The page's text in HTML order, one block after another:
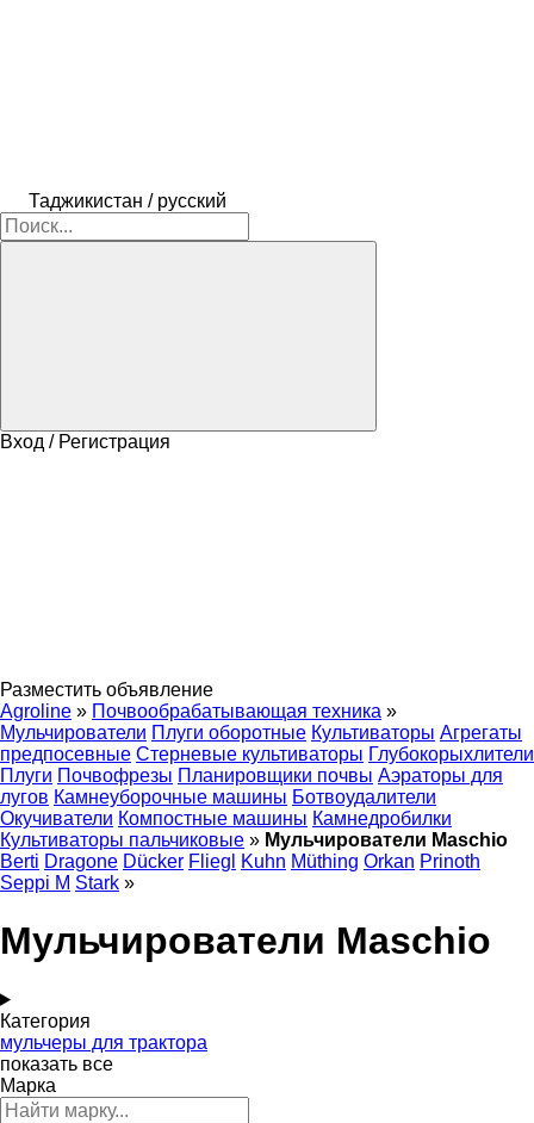
Таджикистан / русский
Вход / Регистрация
Разместить объявление
Agroline » Почвообрабатывающая техника »
Мульчирователи Плуги оборотные Культиваторы Агрегаты
предпосевные Стерневые культиваторы Глубокорыхлители
Плуги Почвофрезы Планировщики почвы Аэраторы для
лугов Камнеуборочные машины Ботвоудалители
Окучиватели Компостные машины Камнедробилки
Культиваторы пальчиковые » Мульчирователи Maschio
Berti Dragone Dücker Fliegl Kuhn Müthing Orkan Prinoth
Seppi M Stark »
Мульчирователи Maschio
Категория
мульчеры для трактора
показать все
Марка